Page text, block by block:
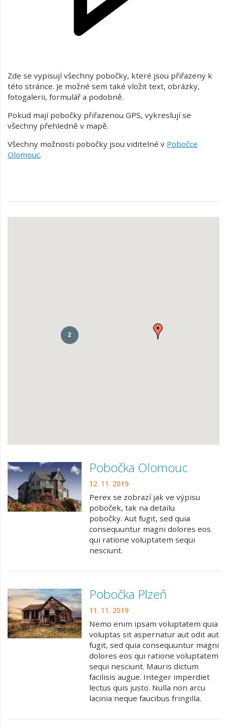
Zde se vypisují všechny pobočky, které jsou přiřazeny k
této stránce. Je možné sem také vložit text, obrázky,
fotogalerii, formulář a podobně.
Pokud mají pobočky přiřazenou GPS, vykreslují se
všechny přehledně v mapě.
Všechny možnosti pobočky jsou viditelné v Pobočce
Olomouc.
2
Pobočka Olomouc
12. 11. 2019
Perex se zobrazí jak ve výpisu
poboček, tak na detailu
pobočky. Aut fugit, sed quia
consequuntur magni dolores eos
qui ratione voluptatem sequi
nesciunt.
Pobočka Plzeň
11. 11. 2019
Nemo enim ipsam voluptatem quia
voluptas sit aspernatur aut odit aut
fugit, sed quia consequuntur magni
dolores eos qui ratione voluptatem
sequi nesciunt. Mauris dictum
facilisis augue. Integer imperdiet
lectus quis justo. Nulla non arcu
lacinia neque faucibus fringilla.